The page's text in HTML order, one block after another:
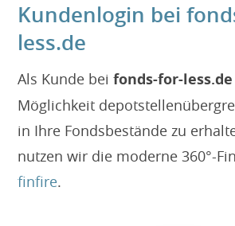
Kundenlogin bei
less.de
Als Kunde bei fonds-for-less.de
Möglichkeit
in Ihre Fondsbestände zu
nutzen wir die moderne 360°-
finfire.